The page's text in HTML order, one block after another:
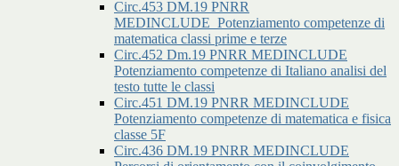
Circ.453 DM.19 PNRR
MEDINCLUDE_Potenziamento competenze di
matematica classi prime e terze
Circ.452 Dm.19 PNRR MEDINCLUDE
Potenziamento competenze di Italiano analisi del
testo tutte le classi
Circ.451 DM.19 PNRR MEDINCLUDE
Potenziamento competenze di matematica e fisica
classe 5F
Circ.436 DM.19 PNRR MEDINCLUDE